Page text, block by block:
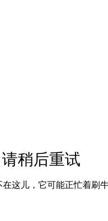
稍后重试
这儿，它可能正忙着刷